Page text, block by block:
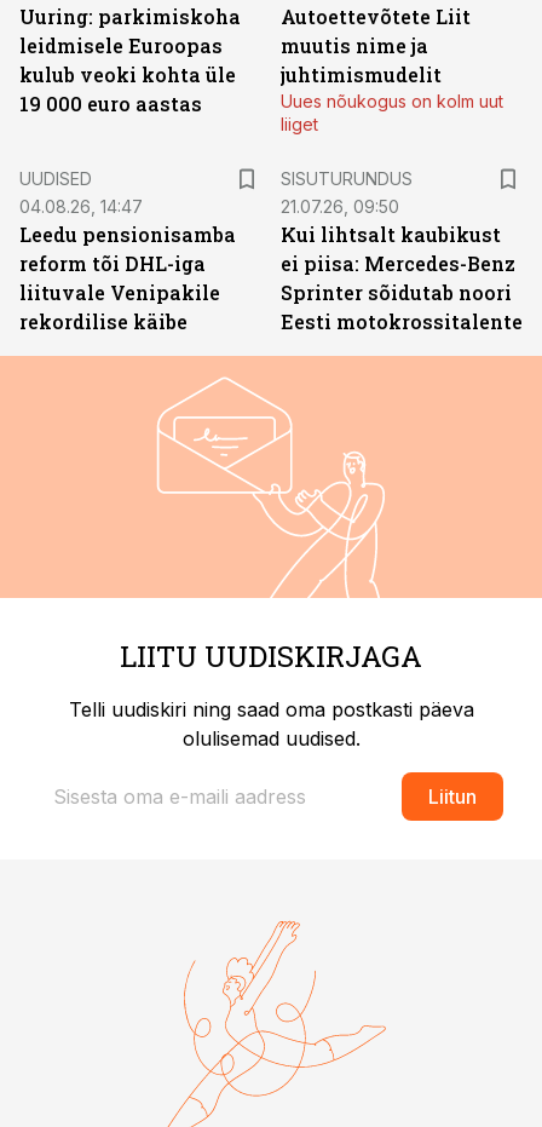
Uuring: parkimiskoha
leidmisele Euroopas
kulub veoki kohta üle
19 000 euro aastas
Autoettevõtete Liit
muutis nime ja
juhtimismudelit
Uues nõukogus on kolm uut
liiget
UUDISED
04.08.26, 14:47
Leedu pensionisamba
reform tõi DHL-iga
liituvale Venipakile
rekordilise käibe
SISUTURUNDUS
21.07.26, 09:50
Kui lihtsalt kaubikust
ei piisa: Mercedes-Benz
Sprinter sõidutab noori
Eesti motokrossitalente
LIITU UUDISKIRJAGA
Telli uudiskiri ning saad oma postkasti päeva
olulisemad uudised.
Liitun